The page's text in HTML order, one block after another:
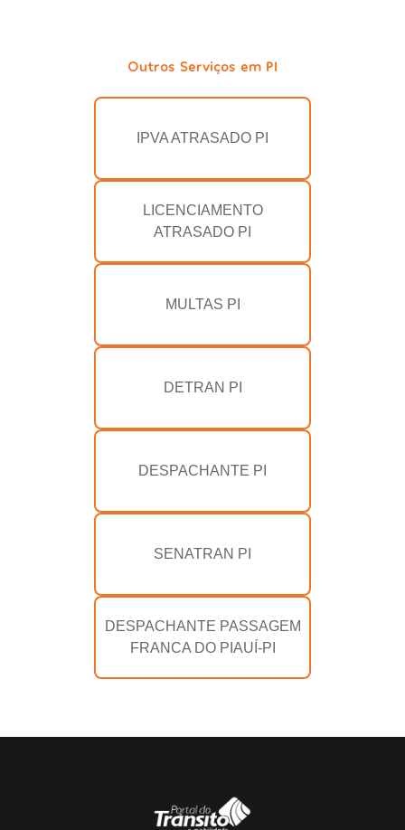
Outros Serviços em PI
IPVA ATRASADO PI
LICENCIAMENTO
ATRASADO PI
MULTAS PI
DETRAN PI
DESPACHANTE PI
SENATRAN PI
DESPACHANTE PASSAGEM
FRANCA DO PIAUÍ-PI